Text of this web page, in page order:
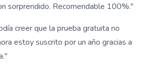
sorprendido. Recomendable 100%."
creer que la prueba gratuita no
estoy suscrito por un año gracias a